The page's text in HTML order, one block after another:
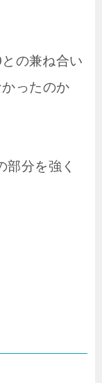
の兼ね合い
ったのか
部分を強く